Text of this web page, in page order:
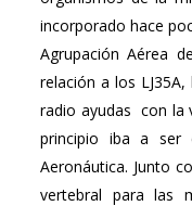
incorporado hace
Agrupación Aérea
relación a los
radio ayudas con la
principio iba a ser
Aeronáutica. Junto
vertebral para las